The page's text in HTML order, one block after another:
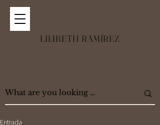
LILIBETH RAMÍREZ
Entrada